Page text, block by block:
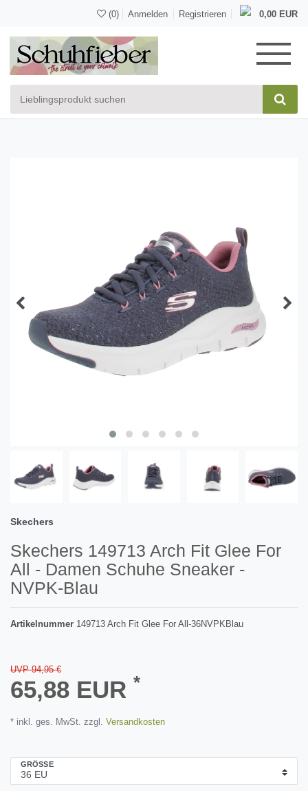
(0) Anmelden Registrieren 0,00 EUR
Skechers
Skechers 149713 Arch Fit Glee For
All - Damen Schuhe Sneaker -
NVPK-Blau
Artikelnummer 149713 Arch Fit Glee For All-36NVPKBlau
UVP 94,95 €
65,88 EUR *
* inkl. ges. MwSt. zzgl. Versandkosten
GRÖSSE